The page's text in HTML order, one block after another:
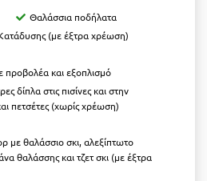
Θαλάσσια ποδήλατα
(με έξτρα χρέωση)
προβολέα και εξοπλισμό
δίπλα στις πισίνες και στην
πετσέτες (χωρίς χρέωση)
με θαλάσσιο σκι, αλεξίπτωτο
θαλάσσης και τζετ σκι (με έξτρα